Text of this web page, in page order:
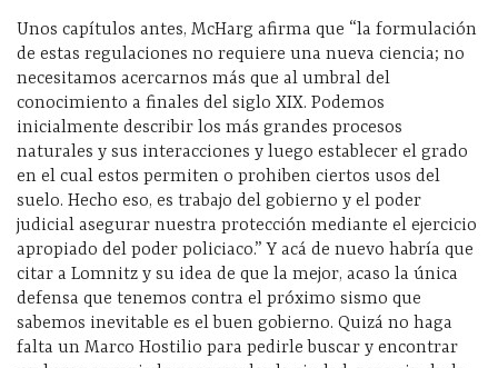
Unos capítulos antes, McHarg afirma que “la formulación
de estas regulaciones no requiere una nueva ciencia; no
necesitamos acercarnos más que al umbral del
conocimiento a finales del siglo XIX. Podemos
inicialmente describir los más grandes procesos
naturales y sus interacciones y luego establecer el grado
en el cual estos permiten o prohiben ciertos usos del
suelo. Hecho eso, es trabajo del gobierno y el poder
judicial asegurar nuestra protección mediante el ejercicio
apropiado del poder policiaco.” Y acá de nuevo habría que
citar a Lomnitz y su idea de que la mejor, acaso la única
defensa que tenemos contra el próximo sismo que
sabemos inevitable es el buen gobierno. Quizá no haga
falta un Marco Hostilio para pedirle buscar y encontrar